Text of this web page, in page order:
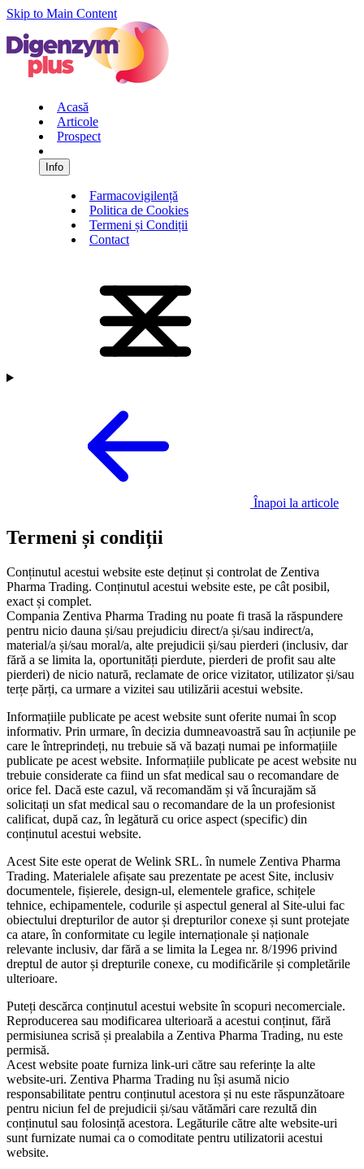
Skip to Main Content
Acasă
Articole
Prospect
Info
Farmacovigilență
Politica de Cookies
Termeni și Condiții
Contact
Înapoi la articole
Termeni și condiții
Conținutul acestui website este deținut și controlat de Zentiva
Pharma Trading. Conținutul acestui website este, pe cât posibil,
exact și complet.
Compania Zentiva Pharma Trading nu poate fi trasă la răspundere
pentru nicio dauna și/sau prejudiciu direct/a și/sau indirect/a,
material/a și/sau moral/a, alte prejudicii și/sau pierderi (inclusiv, dar
fără a se limita la, oportunități pierdute, pierderi de profit sau alte
pierderi) de nicio natură, reclamate de orice vizitator, utilizator și/sau
terțe părți, ca urmare a vizitei sau utilizării acestui website.
Informațiile publicate pe acest website sunt oferite numai în scop
informativ. Prin urmare, în decizia dumneavoastră sau în acțiunile pe
care le întreprindeți, nu trebuie să vă bazați numai pe informațiile
publicate pe acest website. Informațiile publicate pe acest website nu
trebuie considerate ca fiind un sfat medical sau o recomandare de
orice fel. Dacă este cazul, vă recomandăm și vă încurajăm să
solicitați un sfat medical sau o recomandare de la un profesionist
calificat, după caz, în legătură cu orice aspect (specific) din
conținutul acestui website.
Acest Site este operat de Welink SRL. în numele Zentiva Pharma
Trading. Materialele afișate sau prezentate pe acest Site, inclusiv
documentele, fișierele, design-ul, elementele grafice, schițele
tehnice, echipamentele, codurile și aspectul general al Site-ului fac
obiectului drepturilor de autor și drepturilor conexe și sunt protejate
ca atare, în conformitate cu legile internaționale și naționale
relevante inclusiv, dar fără a se limita la Legea nr. 8/1996 privind
dreptul de autor și drepturile conexe, cu modificările și completările
ulterioare.
Puteți descărca conținutul acestui website în scopuri necomerciale.
Reproducerea sau modificarea ulterioară a acestui conținut, fără
permisiunea scrisă și prealabila a Zentiva Pharma Trading, nu este
permisă.
Acest website poate furniza link-uri către sau referințe la alte
website-uri. Zentiva Pharma Trading nu își asumă nicio
responsabilitate pentru conținutul acestora și nu este răspunzătoare
pentru niciun fel de prejudicii și/sau vătămări care rezultă din
conținutul sau folosință acestora. Legăturile către alte website-uri
sunt furnizate numai ca o comoditate pentru utilizatorii acestui
website.